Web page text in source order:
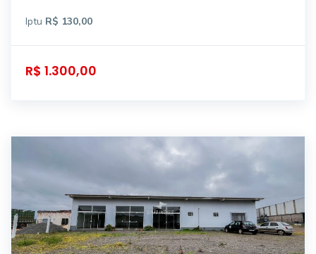
Iptu R$ 130,00
R$ 1.300,00